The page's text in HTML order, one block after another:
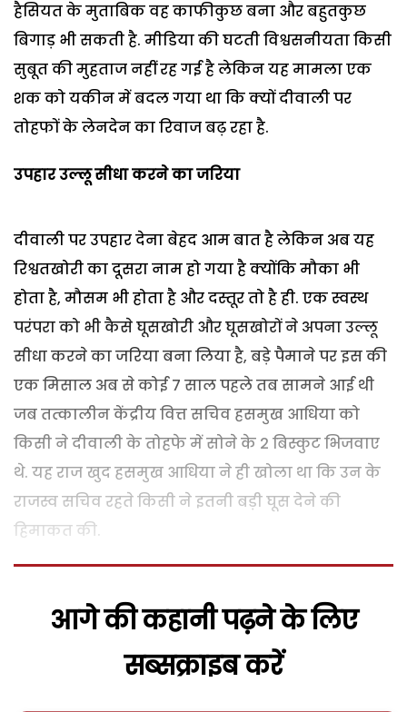
हैसियत के मुताबिक वह काफीकुछ बना और बहुतकुछ
बिगाड़ भी सकती है. मीडिया की घटती विश्वसनीयता किसी
सुबूत की मुहताज नहीं रह गई है लेकिन यह मामला एक
शक को यकीन में बदल गया था कि क्यों दीवाली पर
तोहफों के लेनदेन का रिवाज बढ़ रहा है.
उपहार उल्लू सीधा करने का जरिया
दीवाली पर उपहार देना बेहद आम बात है लेकिन अब यह
रिश्वतखोरी का दूसरा नाम हो गया है क्योंकि मौका भी
होता है, मौसम भी होता है और दस्तूर तो है ही. एक स्वस्थ
परंपरा को भी कैसे घूसखोरी और घूसखोरों ने अपना उल्लू
सीधा करने का जरिया बना लिया है, बड़े पैमाने पर इस की
एक मिसाल अब से कोई 7 साल पहले तब सामने आई थी
जब तत्कालीन केंद्रीय वित्त सचिव हसमुख आधिया को
किसी ने दीवाली के तोहफे में सोने के 2 बिस्कुट भिजवाए
थे. यह राज खुद हसमुख आधिया ने ही खोला था कि उन के
राजस्व सचिव रहते किसी ने इतनी बड़ी घूस देने की
हिमाकत की.
आगे की कहानी पढ़ने के लिए
सब्सक्राइब करें